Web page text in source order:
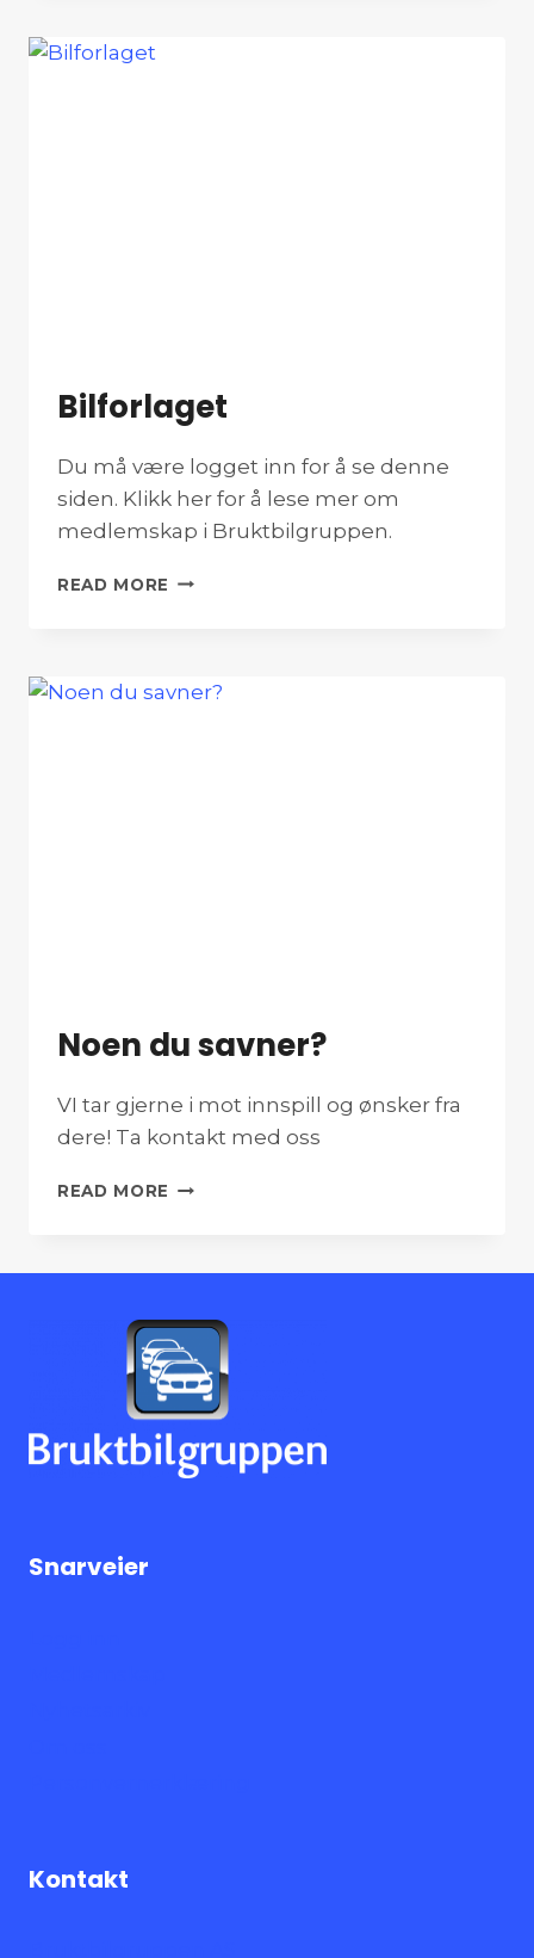
Bilforlaget
Du må være logget inn for å se denne
siden. Klikk her for å lese mer om
medlemskap i Bruktbilgruppen.
READ MORE BILFORLAGET
Noen du savner?
VI tar gjerne i mot innspill og ønsker fra
dere! Ta kontakt med oss
READ MORE NOEN
Snarveier
Kontakt